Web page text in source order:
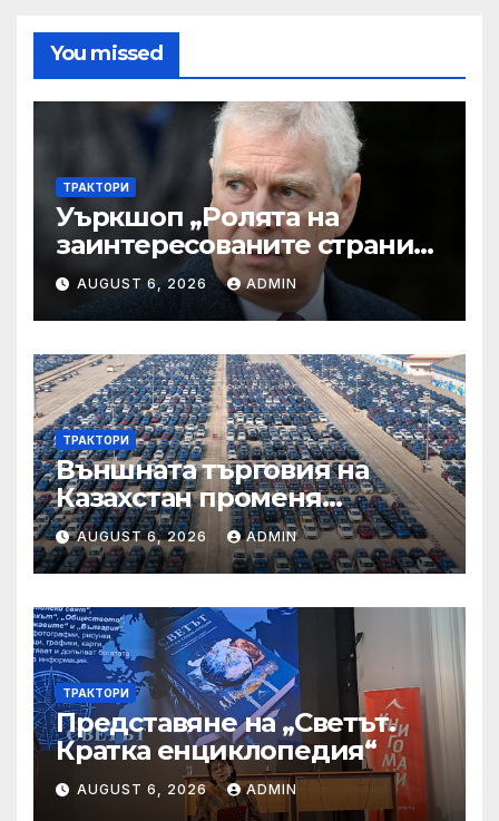
You missed
ТРАКТОРИ
Уъркшоп „Ролята на
заинтересованите страни
във външното осигуряване
на качеството“
AUGUST 6, 2026 ADMIN
ТРАКТОРИ
Външната търговия на
Казахстан променя
структурата си – шест
тенденции
AUGUST 6, 2026 ADMIN
ТРАКТОРИ
Представяне на „Светът.
Кратка енциклопедия“
AUGUST 6, 2026 ADMIN